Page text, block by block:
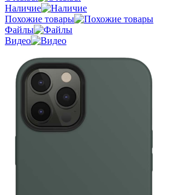
Наличие
Похожие товары
Файлы
Видео